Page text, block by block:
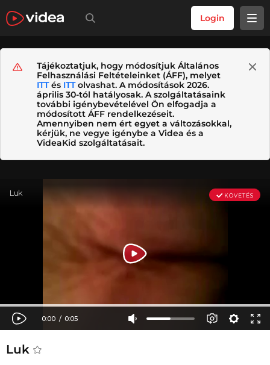
Login
Tájékoztatjuk, hogy módosítjuk Általános
Felhasználási Feltételeinket (ÁFF), melyet
ITTés ITTolvashat. A módosítások 2026.
április 30-tól hatályosak. A szolgáltatásaink
további igénybevételével Ön elfogadja a
módosított ÁFF rendelkezéseit.
Amennyiben nem ért egyet a változásokkal,
kérjük, ne vegye igénybe a Videa és a
VideaKid szolgáltatásait.
Luk